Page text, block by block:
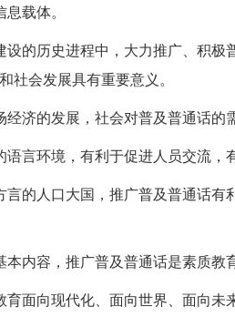
载体。
的历史进程中，大力推广、积
社会发展具有重要意义。
济的发展，社会对普及普通话的
言环境，有利于促进人员交流，
的人口大国，推广普及普通话
内容，推广普及普通话是素质教
面向现代化、面向世界、面向